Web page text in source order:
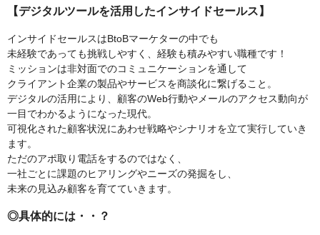
【デジタルツールを活用したインサイドセールス】
インサイドセールスはBtoBマーケターの中でも
未経験であっても挑戦しやすく、経験も積みやすい職種です！
ミッションは非対面でのコミュニケーションを通して
クライアント企業の製品やサービスを商談化に繋げること。
デジタルの活用により、顧客のWeb行動やメールのアクセス動向が
一目でわかるようになった現代。
可視化された顧客状況にあわせ戦略やシナリオを立て実行していき
ます。
ただのアポ取り電話をするのではなく、
一社ごとに課題のヒアリングやニーズの発掘をし、
未来の見込み顧客を育てていきます。
◎具体的には・・？